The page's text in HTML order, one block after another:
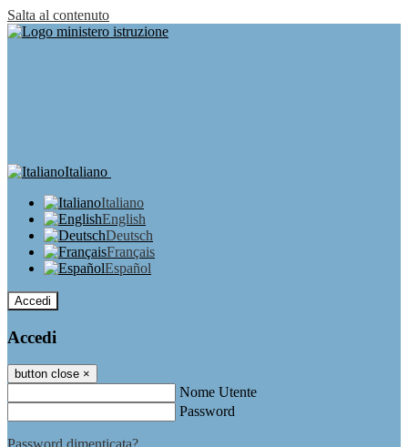
Salta al contenuto
Italiano
Italiano
English
Deutsch
Français
Español
Accedi
Accedi
button close ×
Nome Utente
Password